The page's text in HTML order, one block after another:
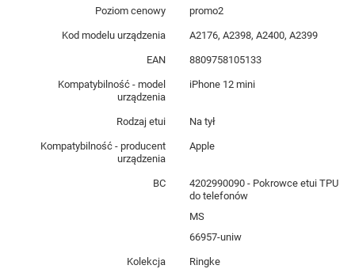
Poziom cenowy promo2
Kod modelu urządzenia A2176, A2398, A2400, A2399
EAN 8809758105133
Kompatybilność - model
urządzenia
iPhone 12 mini
Rodzaj etui Na tył
Kompatybilność - producent
urządzenia
Apple
BC
4202990090 - Pokrowce etui TPU
do telefonów
MS
66957-uniw
Kolekcja Ringke